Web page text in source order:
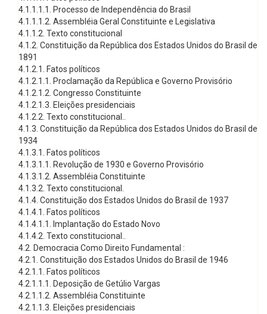
4.1.1.1.1. Processo de Independência do Brasil
4.1.1.1.2. Assembléia Geral Constituinte e Legislativa
4.1.1.2. Texto constitucional
4.1.2. Constituição da República dos Estados Unidos do Brasil de
1891
4.1.2.1. Fatos políticos
4.1.2.1.1. Proclamação da República e Governo Provisório
4.1.2.1.2. Congresso Constituinte
4.1.2.1.3. Eleições presidenciais
4.1.2.2. Texto constitucional..
4.1.3. Constituição da República dos Estados Unidos do Brasil de
1934
4.1.3.1. Fatos políticos
4.1.3.1.1. Revolução de 1930 e Governo Provisório
4.1.3.1.2. Assembléia Constituinte
4.1.3.2. Texto constitucional.
4.1.4. Constituição dos Estados Unidos do Brasil de 1937
4.1.4.1. Fatos políticos
4.1.4.1.1. Implantação do Estado Novo
4.1.4.2. Texto constitucional..
4.2. Democracia Como Direito Fundamental :
4.2.1. Constituição dos Estados Unidos do Brasil de 1946
4.2.1.1. Fatos políticos
4.2.1.1.1. Deposição de Getúlio Vargas
4.2.1.1.2. Assembléia Constituinte
4.2.1.1.3. Eleições presidenciais